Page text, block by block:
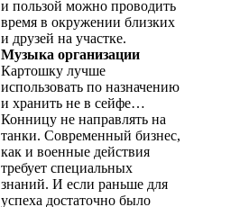
и пользой можно проводить
время в окружении близких
и друзей на участке.
Музыка организации
Картошку лучше
использовать по назначению
и хранить не в сейфе…
Конницу не направлять на
танки. Современный бизнес,
как и военные действия
требует специальных
знаний. И если раньше для
успеха достаточно было